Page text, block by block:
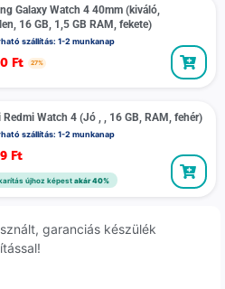
Galaxy Watch 4 40mm (kiváló,
16 GB, 1,5 GB RAM, fekete)
szállítás: 1-2 munkanap
Ft 27%
Redmi Watch 4 (Jó , , 16 GB, RAM, fehér)
szállítás: 1-2 munkanap
Ft
újhoz képest akár 40%
garanciás készülék